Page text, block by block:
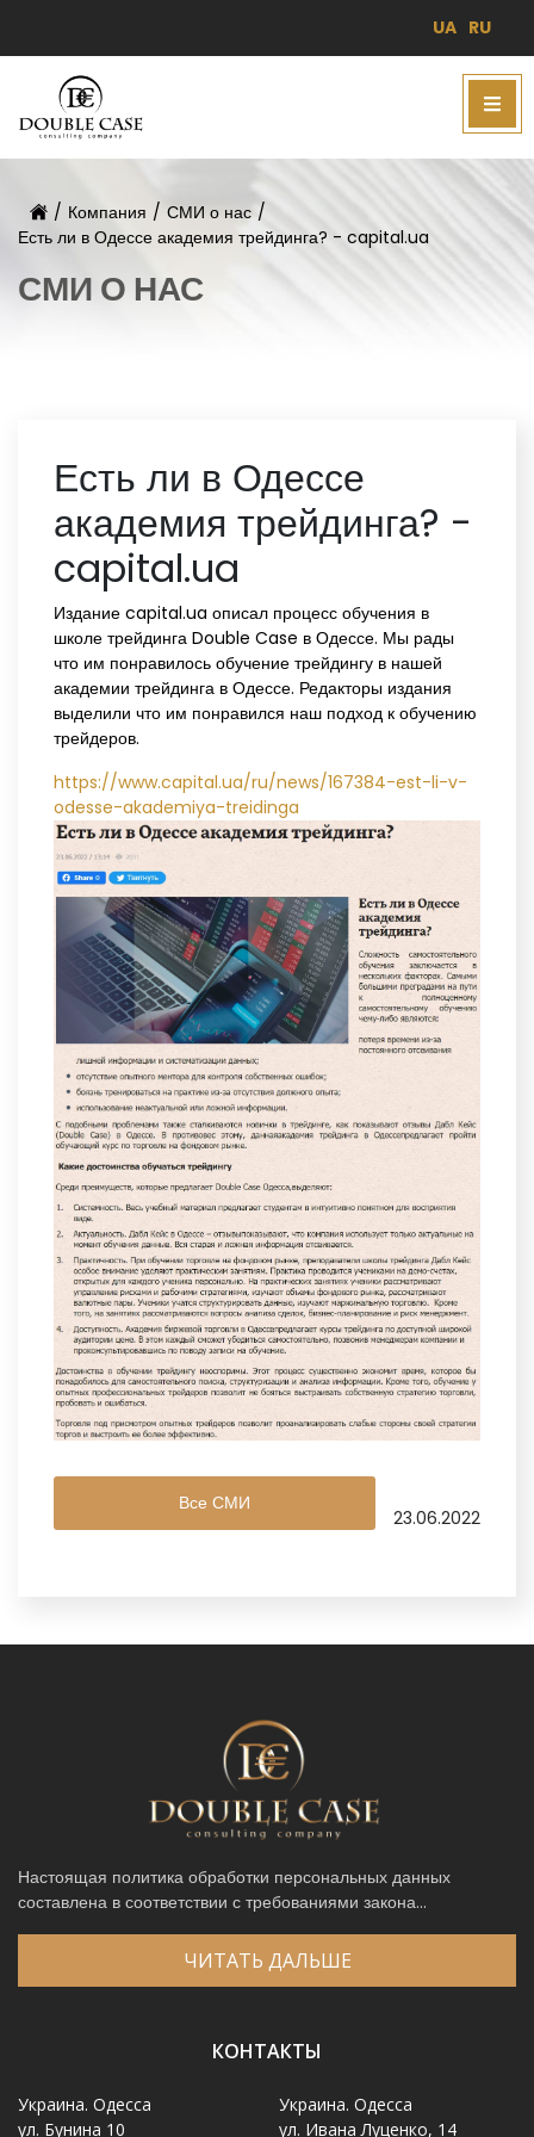
UA RU
/ Компания / СМИ о нас /
Есть ли в Одессе академия трейдинга? - capital.ua
СМИ О НАС
Есть ли в Одессе
академия трейдинга? -
capital.ua
Издание capital.ua описал процесс обучения в
школе трейдинга Double Case в Одессе. Мы рады
что им понравилось обучение трейдингу в нашей
академии трейдинга в Одессе. Редакторы издания
выделили что им понравился наш подход к обучению
трейдеров.
https://www.capital.ua/ru/news/167384-est-li-v-
odesse-akademiya-treidinga
Все СМИ
23.06.2022
Настоящая политика обработки персональных данных
составлена в соответствии с требованиями закона...
ЧИТАТЬ ДАЛЬШЕ
КОНТАКТЫ
Украина. Одесса
ул. Бунина 10
Украина. Одесса
ул. Ивана Луценко, 14